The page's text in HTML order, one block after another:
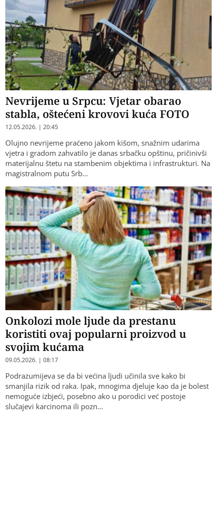
Nevrijeme u Srpcu: Vjetar obarao
stabla, oštećeni krovovi kuća FOTO
12.05.2026. | 20:45
Olujno nevrijeme praćeno jakom kišom, snažnim udarima
vjetra i gradom zahvatilo je danas srbačku opštinu, pričinivši
materijalnu štetu na stambenim objektima i infrastrukturi. Na
magistralnom putu Srb…
Onkolozi mole ljude da prestanu
koristiti ovaj popularni proizvod u
svojim kućama
09.05.2026. | 08:17
Podrazumijeva se da bi većina ljudi učinila sve kako bi
smanjila rizik od raka. Ipak, mnogima djeluje kao da je bolest
nemoguće izbjeći, posebno ako u porodici već postoje
slučajevi karcinoma ili pozn…